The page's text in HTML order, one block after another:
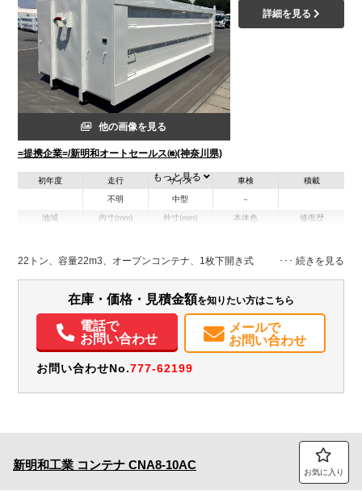
他の画像を見る
=提携企業=/新明和オートセールス㈱(神奈川県)
詳細を見る
初年度 走行
不明
サイズ
中型
車検
－
積載
地域 内寸(mm) 外寸(mm) 本体色 修復歴
もっと見る
22トン、容量22m3、オープンコンテナ、1枚下開き式
在庫・価格・見積金額を知りたい方はこちら
電話で
お問い合わせ
メールで
お問い合わせ
お問い合わせNo.777-62199
新明和工業 コンテナ CNA8-10AC お気に入り